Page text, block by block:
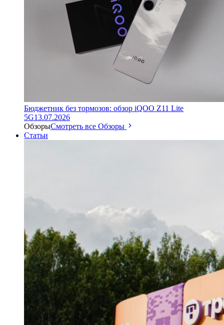
Бюджетник без тормозов: обзор iQOO Z11 Lite
5G13.07.2026
ОбзорыСмотреть все Обзоры
Статьи